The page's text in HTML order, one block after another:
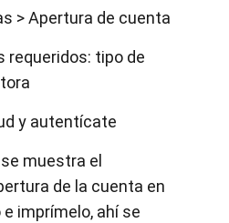
> Apertura de cuenta
requeridos: tipo de
y autentícate
muestra el
de la cuenta en
imprímelo, ahí se